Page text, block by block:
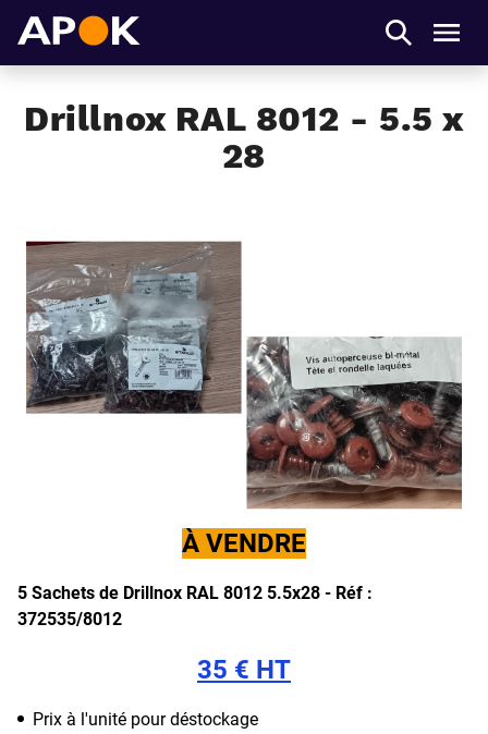
Drillnox RAL 8012 - 5.5 x
28
À VENDRE
5 Sachets de Drillnox RAL 8012 5.5x28 - Réf :
372535/8012
35 € HT
Prix à l'unité pour déstockage